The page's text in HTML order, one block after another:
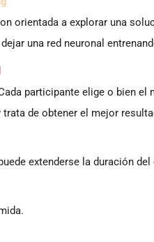
orientada a explorar una
una red neuronal
participante elige o bien
de obtener el mejor
extenderse la duración